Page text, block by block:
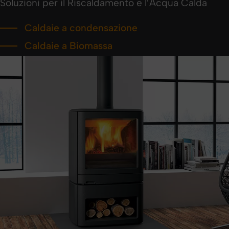
Soluzioni per il Riscaldamento e l’Acqua Calda
Caldaie a condensazione
Caldaie a Biomassa